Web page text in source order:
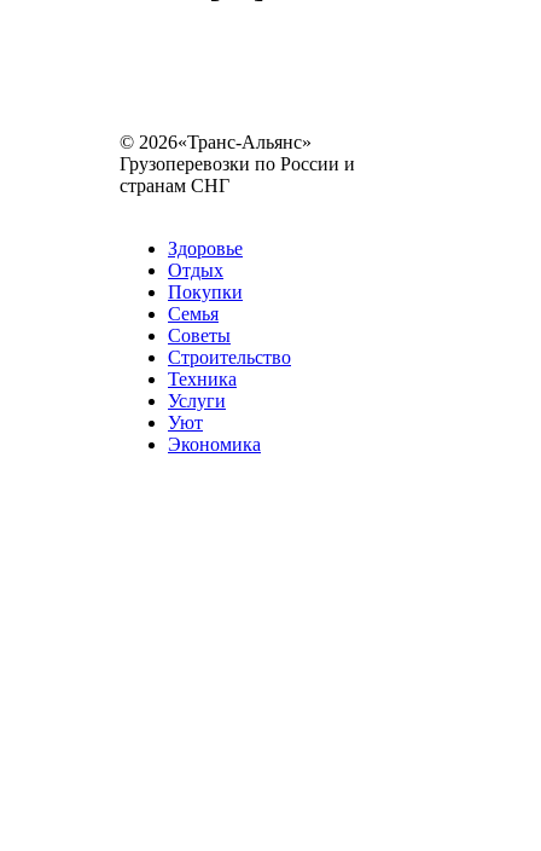
© 2026«Транс-Альянс»
Грузоперевозки по России и
странам СНГ
Здоровье
Отдых
Покупки
Семья
Советы
Строительство
Техника
Услуги
Уют
Экономика